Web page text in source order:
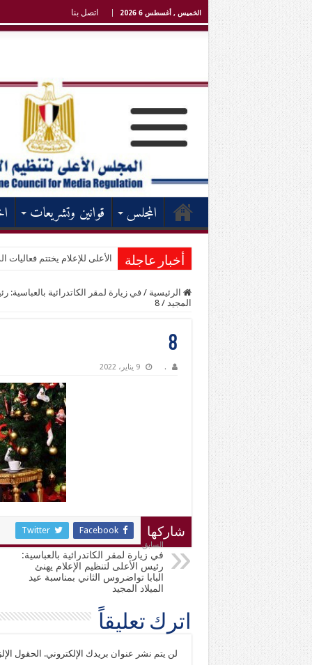
الخميس , أغسطس 6 2026 اتصل بنا
المجلس قوانين وتشريعات
أخبار عاجلة الأعلى للإعلام يختتم فعاليات
الرئيسية / في زيارة لمقر الكاتدرائية بالعباسية:
المجيد /
8
8
. 9 يناير، 2022
شاركها Facebook
Twitter
السابق
في زيارة لمقر الكاتدرائية بالعباسية:
رئيس الأعلى لتنظيم الإعلام يهنئ
البابا تواضروس الثاني بمناسبة عيد
الميلاد المجيد
اترك تعليقاً
لن يتم نشر عنوان بريدك الإلكتروني. الحقول